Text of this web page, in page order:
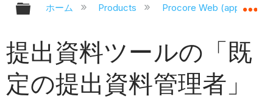
グローバル階層を展開/折りたたむ
ホーム Products Procore Web
提出資料ツールの「既
定の提出資料管理者」